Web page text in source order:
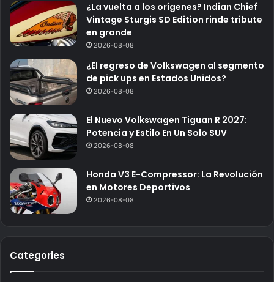
¿La vuelta a los orígenes? Indian Chief
Vintage Sturgis SD Edition rinde tribute
en grande
2026-08-08
¿El regreso de Volkswagen al segmento
de pick ups en Estados Unidos?
2026-08-08
El Nuevo Volkswagen Tiguan R 2027:
Potencia y Estilo En Un Solo SUV
2026-08-08
Honda V3 E-Compressor: La Revolución
en Motores Deportivos
2026-08-08
Categories